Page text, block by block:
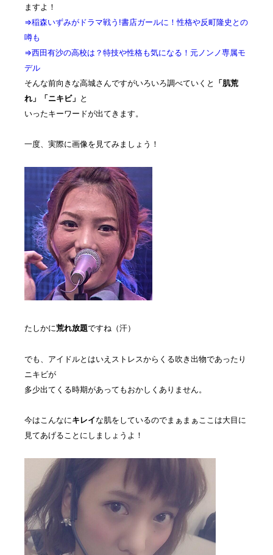
ますよ！
⇒稲森いずみがドラマ戦う!書店ガールに！性格や反町隆史との
噂も
⇒西田有沙の高校は？特技や性格も気になる！元ノンノ専属モ
デル
そんな前向きな高城さんですがいろいろ調べていくと
「肌荒
れ」
「ニキビ」 と
いったキーワードが出てきます。
一度、実際に画像を見てみましょう！
たしかに荒れ放題ですね（汗）
でも、アイドルとはいえストレスからくる吹き出物であったり
ニキビが
多少出てくる時期があってもおかしくありません。
今はこんなにキレイな肌をしているのでまぁまぁここは大目に
見てあげることにしましょうよ！